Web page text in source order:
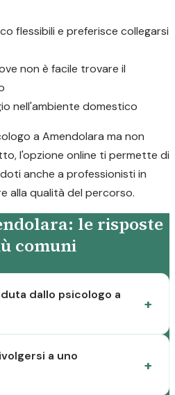
flessibili e preferisce collegarsi
non è facile trovare il
nell'ambiente domestico
a Amendolara ma non
l'opzione online ti permette di
anche a professionisti in
alla qualità del percorso.
le risposte
comuni
dallo psicologo a
a uno